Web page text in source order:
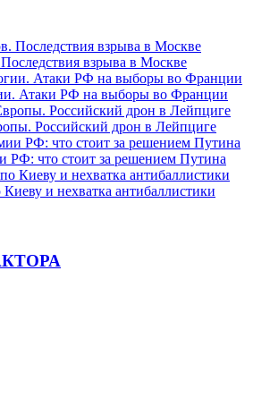
взрыва в Москве
Атаки РФ на выборы во Франции
Российский дрон в Лейпциге
РФ: что стоит за решением Путина
и нехватка антибаллистики